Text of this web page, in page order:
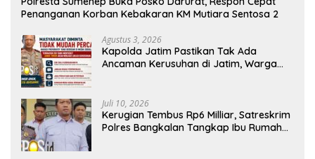
Penanganan Korban Kebakaran KM Mutiara Sentosa 2
Agustus 3, 2026
Kapolda Jatim Pastikan Tak Ada
Ancaman Kerusuhan di Jatim, Warga
Juli 10, 2026
Kerugian Tembus Rp6 Milliar, Satreskrim
Polres Bangkalan Tangkap Ibu Rumah